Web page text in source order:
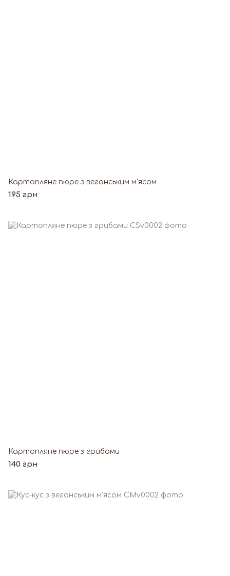
Картопляне пюре з веганським м'ясом
195 грн
Картопляне пюре з грибами
140 грн